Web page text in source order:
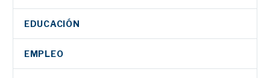
EDUCACIÓN
EMPLEO